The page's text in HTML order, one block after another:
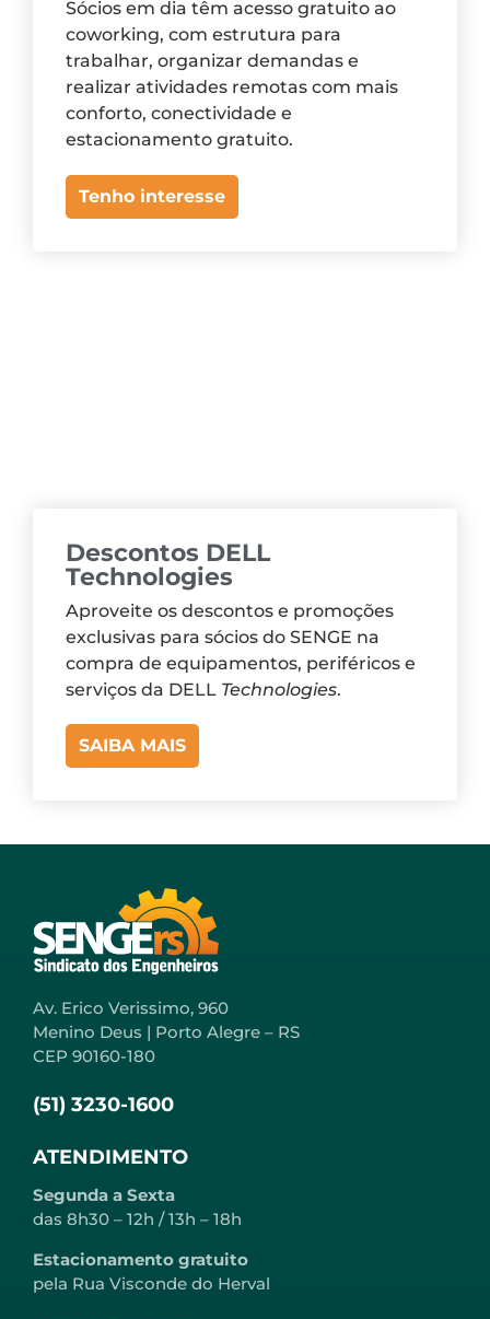
Sócios em dia têm acesso gratuito ao
coworking, com estrutura para
trabalhar, organizar demandas e
realizar atividades remotas com mais
conforto, conectividade e
estacionamento gratuito.
Tenho interesse
Descontos DELL
Technologies
Aproveite os descontos e promoções
exclusivas para sócios do SENGE na
compra de equipamentos, periféricos e
serviços da DELL Technologies.
SAIBA MAIS
Av. Erico Verissimo, 960
Menino Deus | Porto Alegre – RS
CEP 90160-180
(51) 3230-1600
ATENDIMENTO
Segunda a Sexta
das 8h30 – 12h / 13h – 18h
Estacionamento gratuito
pela Rua Visconde do Herval